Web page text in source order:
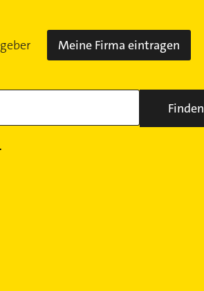
Meine Firma eintragen
Finden